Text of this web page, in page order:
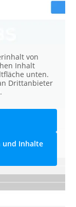
von
Inhalt
unten.
Drittanbieter
und Inhalte